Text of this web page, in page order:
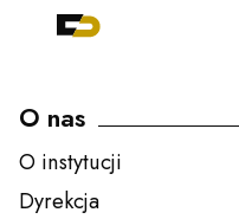
O nas
O instytucji
Dyrekcja